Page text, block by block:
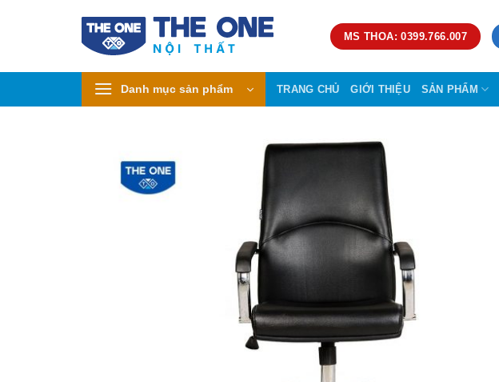
MS THOA: 0399.766.007
Danh mục sản phẩm TRANG CHỦ GIỚI THIỆU SẢN PHẨM